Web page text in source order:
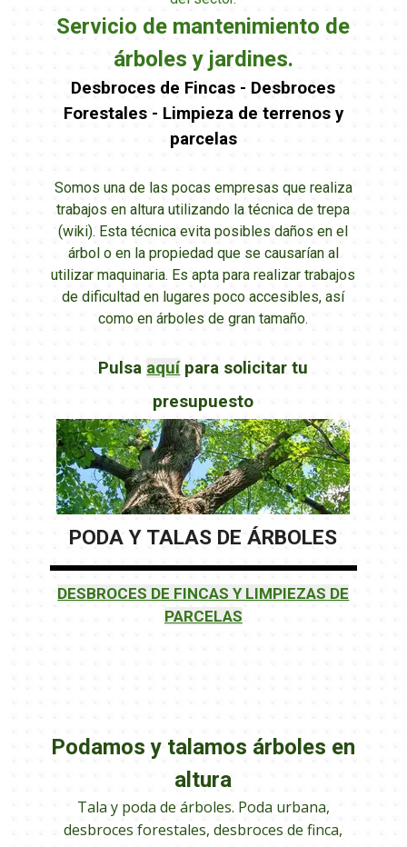
Servicio de mantenimiento de
árboles y jardines.
Desbroces de Fincas - Desbroces
Forestales - Limpieza de terrenos y
parcelas
Somos una de las pocas empresas que realiza
trabajos en altura utilizando la técnica de trepa
(wiki). Esta técnica evita posibles daños en el
árbol o en la propiedad que se causarían al
utilizar maquinaria. Es apta para realizar trabajos
de dificultad en lugares poco accesibles, así
como en árboles de gran tamaño.
Pulsa aquí para solicitar tu
presupuesto
PODA Y TALAS DE ÁRBOLES
DESBROCES DE FINCAS Y LIMPIEZAS DE
PARCELAS
Podamos y talamos árboles en
altura
Tala y poda de árboles. Poda urbana,
desbroces forestales, desbroces de finca,